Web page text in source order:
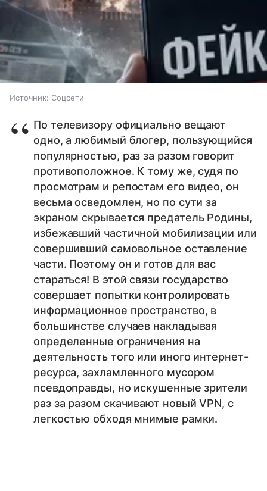
Источник: Соцсети
По телевизору официально вещают
одно, а любимый блогер, пользующийся
популярностью, раз за разом говорит
противоположное. К тому же, судя по
просмотрам и репостам его видео, он
весьма осведомлен, но по сути за
экраном скрывается предатель Родины,
избежавший частичной мобилизации или
совершивший самовольное оставление
части. Поэтому он и готов для вас
стараться! В этой связи государство
совершает попытки контролировать
информационное пространство, в
большинстве случаев накладывая
определенные ограничения на
деятельность того или иного интернет-
ресурса, захламленного мусором
псевдоправды, но искушенные зрители
раз за разом скачивают новый VPN, с
легкостью обходя мнимые рамки.